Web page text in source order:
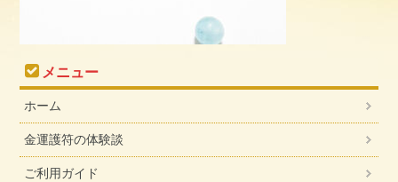
メニュー
ホーム
金運護符の体験談
ご利用ガイド